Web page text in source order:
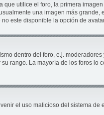
utilice el foro, la primera
una imagen más
este disponible la opción de
dentro del foro, e.j.
rango. La mayoría de los foros lo
el uso malicioso del sistema de